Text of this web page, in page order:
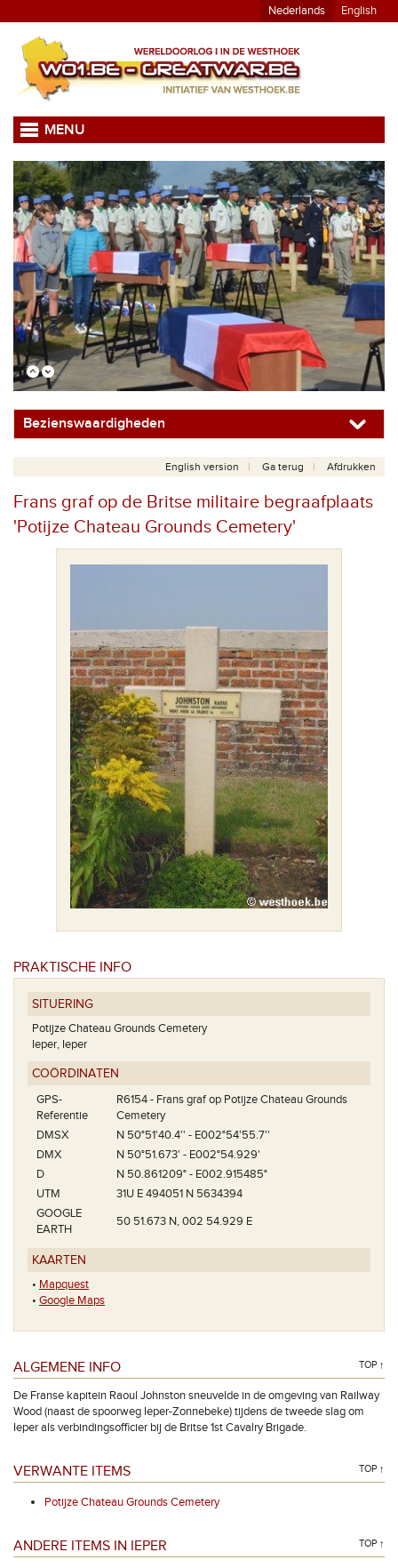
Nederlands English
MENU
Bezienswaardigheden
English version Ga terug Afdrukken
Frans graf op de Britse militaire begraafplaats
'Potijze Chateau Grounds Cemetery'
PRAKTISCHE INFO
SITUERING
Potijze Chateau Grounds Cemetery
Ieper, Ieper
COÖRDINATEN
GPS-
Referentie
R6154 - Frans graf op Potijze Chateau Grounds
Cemetery
DMSX
N 50°51'40.4'' - E002°54'55.7''
DMX
N 50°51.673' - E002°54.929'
D
N 50.861209° - E002.915485°
UTM
31U E 494051 N 5634394
GOOGLE
EARTH
50 51.673 N, 002 54.929 E
KAARTEN
• Mapquest
• Google Maps
ALGEMENE INFO TOP ↑
De Franse kapitein Raoul Johnston sneuvelde in de omgeving van Railway
Wood (naast de spoorweg Ieper-Zonnebeke) tijdens de tweede slag om
Ieper als verbindingsofficier bij de Britse 1st Cavalry Brigade.
VERWANTE ITEMS TOP ↑
Potijze Chateau Grounds Cemetery
ANDERE ITEMS IN IEPER TOP ↑